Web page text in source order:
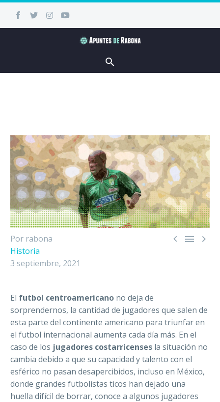
  
Por rabona
Historia
3 septiembre, 2021
El futbol centroamericano no deja de
sorprendernos, la cantidad de jugadores que salen de
esta parte del continente americano para triunfar en
el futbol internacional aumenta cada día más. En el
caso de los jugadores costarricenses la situación no
cambia debido a que su capacidad y talento con el
esférico no pasan desapercibidos, incluso en México,
donde grandes futbolistas ticos han dejado una
huella difícil de borrar, conoce a algunos jugadores